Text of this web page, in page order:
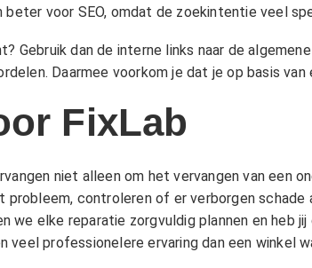
voor SEO, omdat de zoekintentie veel
Gebruik dan de interne links naar de
Daarmee voorkom je dat je op basis
FixLab
niet alleen om het vervangen van een
probleem, controleren of er verborgen
we elke reparatie zorgvuldig plannen en heb
professionelere ervaring dan een winkel